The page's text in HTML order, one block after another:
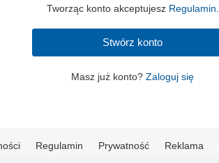
Tworząc konto akceptujesz Regulamin.
Masz już konto? Zaloguj się
Regulamin Prywatność Reklama